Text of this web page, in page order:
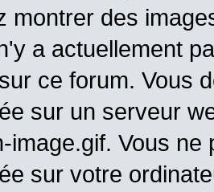
montrer des
a actuellement
ce forum. Vous
sur un serveur
image.gif. Vous
sur votre